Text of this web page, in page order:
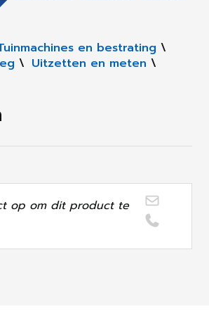
en bestrating \
\ Uitzetten en meten \
op om dit product te